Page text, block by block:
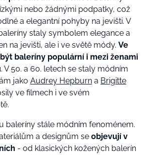
nebo žádnými podpatky, což
a elegantní pohyby na jevišti. V
staly symbolem elegance a
na jevišti, ale i ve světě módy. Ve
baleríny populární i mezi ženami
. V 50. a 60. letech se staly módním
jako Audrey Hepburn a Brigitte
ve filmech i ve svém
baleríny stále módním fenoménem.
a designům se objevují v
- od klasických kožených balerín